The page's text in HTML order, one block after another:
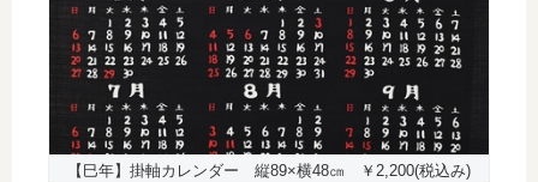
【巳年】掛軸カレンダー 縦89×横48㎝ ￥2,200(税込み)